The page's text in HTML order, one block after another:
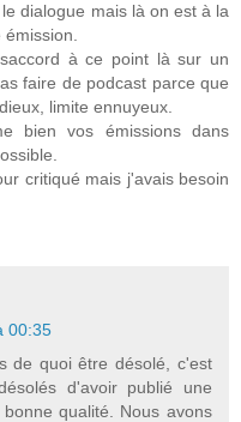
dialogue mais là on est à la
émission.
à ce point là sur un
faire de podcast parce que
limite ennuyeux.
bien vos émissions dans
critiqué mais j'avais besoin
00:35
de quoi être désolé, c'est
d'avoir publié une
qualité. Nous avons